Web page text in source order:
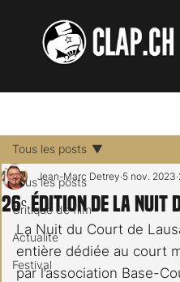
Tous les posts
Critique de film
Actualité
Festival
Tous les posts
26ᵉ édition de la Nuit
Jean-Marc Detrey 5 nov. 2023
La Nuit du Court de
entière dédiée au court
par l’association Base-